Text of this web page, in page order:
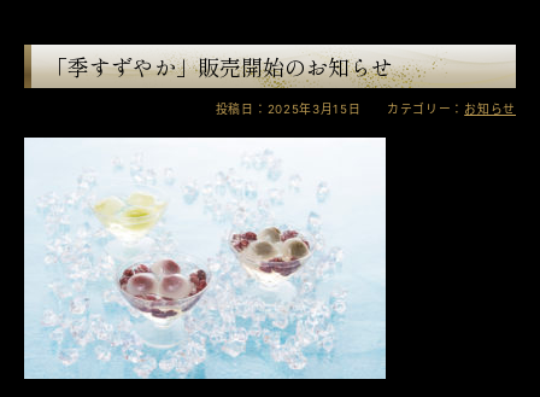
「季すずやか」販売開始のお知らせ
投稿日：2025年3月15日 カテゴリー： お知らせ